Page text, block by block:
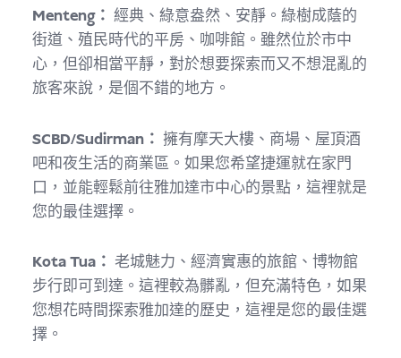
Menteng： 經典、綠意盎然、安靜。綠樹成蔭的
街道、殖民時代的平房、咖啡館。雖然位於市中
心，但卻相當平靜，對於想要探索而又不想混亂的
旅客來說，是個不錯的地方。
SCBD/Sudirman： 擁有摩天大樓、商場、屋頂酒
吧和夜生活的商業區。如果您希望捷運就在家門
口，並能輕鬆前往雅加達市中心的景點，這裡就是
您的最佳選擇。
Kota Tua： 老城魅力、經濟實惠的旅館、博物館
步行即可到達。這裡較為髒亂，但充滿特色，如果
您想花時間探索雅加達的歷史，這裡是您的最佳選
擇。